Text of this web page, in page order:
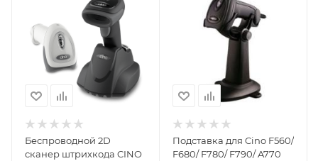
Беспроводной 2D
cканер штрихкода CINO
Подставка для Cino F560/
F680/ F780/ F790/ A770